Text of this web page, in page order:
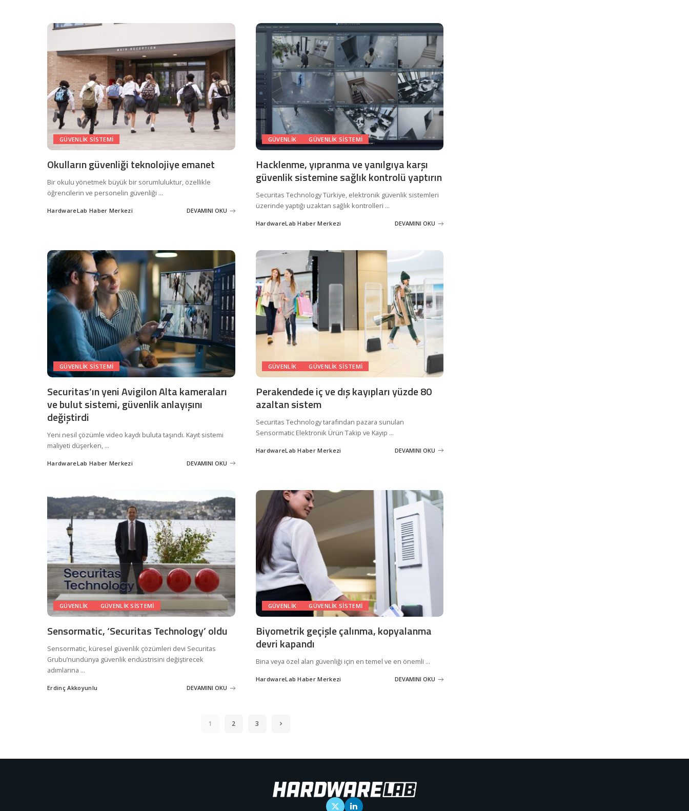
GÜVENLIK SISTEMI
Okulların güvenliği teknolojiye emanet
Bir okulu yönetmek büyük bir sorumluluktur, özellikle
öğrencilerin ve personelin güvenliği ...
Posted
HardwareLab Haber Merkezi DEVAMINI OKU
GÜVENLIK GÜVENLIK SISTEMI
Hacklenme, yıpranma ve yanılgıya karşı
güvenlik sistemine sağlık kontrolü yaptırın
Securitas Technology Türkiye, elektronik güvenlik sistemleri
üzerinde yaptığı uzaktan sağlık kontrolleri ...
Posted
HardwareLab Haber Merkezi DEVAMINI OKU
GÜVENLIK SISTEMI
Securitas’ın yeni Avigilon Alta kameraları
ve bulut sistemi, güvenlik anlayışını
değiştirdi
Yeni nesil çözümle video kaydı buluta taşındı. Kayıt sistemi
maliyeti düşerken, ...
Posted
HardwareLab Haber Merkezi DEVAMINI OKU
GÜVENLIK GÜVENLIK SISTEMI
Perakendede iç ve dış kayıpları yüzde 80
azaltan sistem
Securitas Technology tarafından pazara sunulan
Sensormatic Elektronik Ürün Takip ve Kayıp ...
Posted
HardwareLab Haber Merkezi DEVAMINI OKU
GÜVENLIK GÜVENLIK SISTEMI
Sensormatic, ‘Securitas Technology’ oldu
Sensormatic, küresel güvenlik çözümleri devi Securitas
Grubu’nundünya güvenlik endüstrisini değiştirecek
adımlarına ...
Posted
Erdinç Akkoyunlu DEVAMINI OKU
GÜVENLIK GÜVENLIK SISTEMI
Biyometrik geçişle çalınma, kopyalanma
devri kapandı
Bina veya özel alan güvenliği için en temel ve en önemli ...
Posted
HardwareLab Haber Merkezi DEVAMINI OKU
1 2 3